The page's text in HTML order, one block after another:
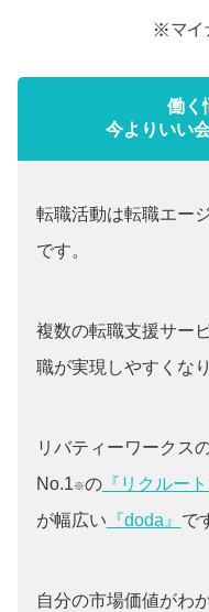
働く
今よりいい
転職活動は転職エー
です。
複数の転職支援サー
職が実現しやすくなり
リバティーワークス
No.1※の『リクルート
が幅広い 『doda』 で
自分の市場価値がわ